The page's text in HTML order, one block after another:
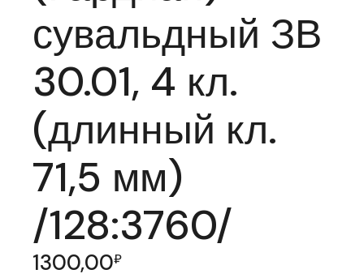
сувальдный ЗВ
30.01, 4 кл.
(длинный кл.
71,5 мм)
/128:3760/
1300,00₽